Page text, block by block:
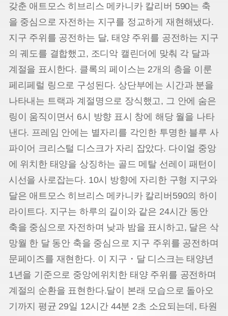
갖춘 애트모스 히브리스 메카니카 칼리버 590는 축
을 중심으로 자전하는 지구를 정교하게 재현해냈다.
지구 주위를 공전하는 달, 태양 주위를 공전하는 지구
의 궤도를 결합했고, 조디악 캘린더에 맞춰 각 달과
계절을 표시한다. 클록의 페이스는 2개의 층을 이룬
페리페럴 링으로 구성된다. 상단부에는 시간과 분을
나타내는 트랙과 계절명으로 장식했고, 그 안에 숨은
링이 움직이면서 6시 방향 표시 창에 해당 월을 나타
낸다. 프레임 안에는 별자리를 각인한 투명한 블루 사
파이어 크리스털 디스크가 자리 잡았다. 다이얼 중앙
에 위치한 태양을 상징하는 골드 메탈 선레이 패턴이
시선을 사로잡는다. 10시 방향에 자리한 구형 지구와
달은 애트모스 히브리스 메카니카 칼리버 590의 하이
라이트다. 지구는 하루의 길이와 같은 24시간 동안
축을 중심으로 자전하며 낮과 밤을 표시하고, 달은 삭
망월 한 달 동안 축을 중심으로 지구 주위를 공전하며
문페이즈를 재현한다. 이 지구・달 디스크는 태양년
1년을 기준으로 중앙에위치한 태양 주위를 공전하며
계절의 순환을 표현한다.달이 본래 모습으로 돌아오
기까지 평균 29일 12시간 44분 2초 소요되는데, 타원